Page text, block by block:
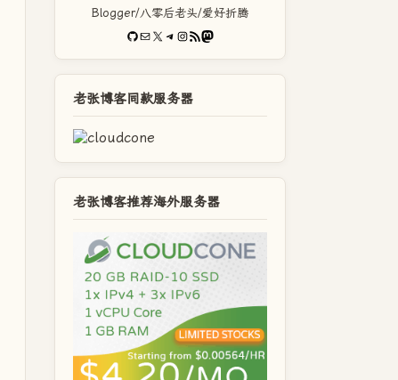
Blogger/八零后老头/爱好折腾
GitHub
电子邮件X Telegram
Instagram
RSS FeedMastodon
老张博客同款服务器
老张博客推荐海外服务器